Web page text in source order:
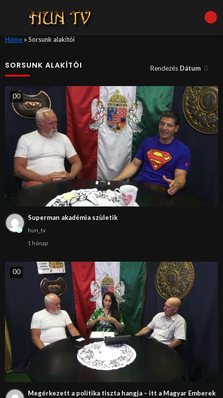
Home» Sorsunk alakítói
SORSUNK ALAKÍTÓI Rendezés Dátum
00
Superman akadémia születik
hun_tv
1 hónap
00
Megérkezett a politika tiszta hangja – itt a Magyar Emberek